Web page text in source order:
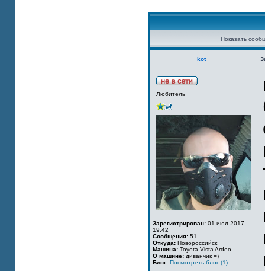
Показать
kot_
Любитель
Зарегистрирован: 01 июл 2017,
19:42
Сообщения: 51
Откуда: Новороссийск
Машина: Toyota Vista Ardeo
О машине: диванчик =)
Блог: Посмотреть блог (1)